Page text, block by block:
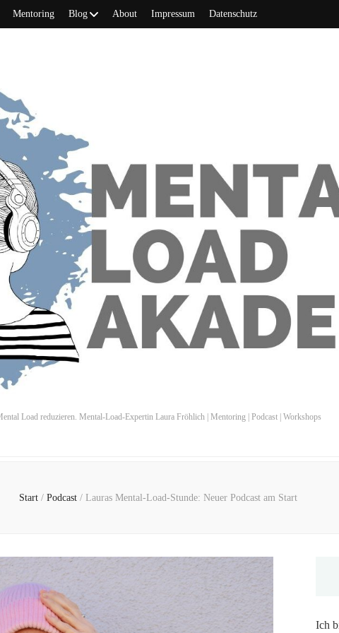
Mentoring Blog About Impressum Datenschutz
Load reduzieren. Mental-Load-Expertin Laura Fröhlich | Mentoring | Podcast | Workshops
Start / Podcast / Lauras Mental-Load-Stunde: Neuer Podcast am Start
Ich